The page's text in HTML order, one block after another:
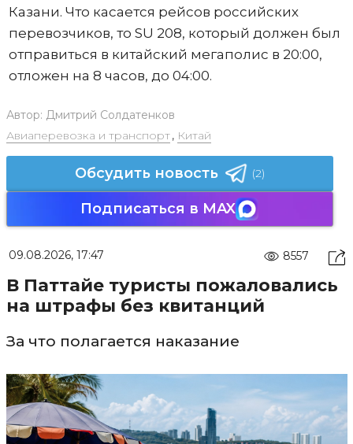
Казани. Что касается рейсов российских
перевозчиков, то SU 208, который должен был
отправиться в китайский мегаполис в 20:00,
отложен на 8 часов, до 04:00.
Автор: Дмитрий Солдатенков
Авиаперевозка и транспорт, Китай
Обсудить новость (2)
Подписаться в MAX
09.08.2026, 17:47 8557
В Паттайе туристы пожаловались
на штрафы без квитанций
За что полагается наказание